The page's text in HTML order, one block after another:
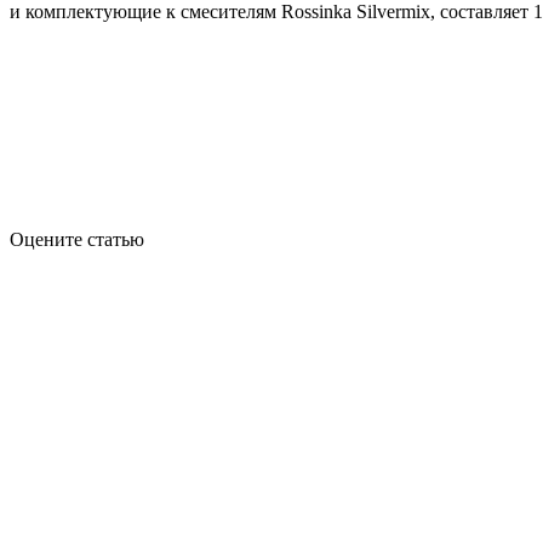
и комплектующие к смесителям Rossinka Silvermix, составляет
Оцените статью